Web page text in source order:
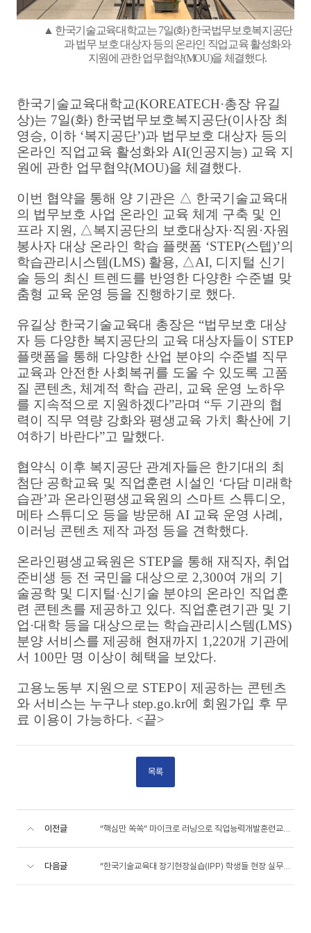
▲ 한국기술교육대학교는7일(화)한국법무보호복지공단
과 법무 보호 대상자 등의 온라인 직업교육 활성화와
지원에 관한 업무협약(MOU)을 체결했다.
한국기술교육대학교(KOREATECH·총장 유길
상)는 7일(화) 한국법무보호복지공단(이사장 최
영승, 이하 ‘복지공단’)과 법무보호 대상자 등의
온라인 직업교육 활성화와 AI(인공지능) 교육 지
원에 관한 업무협약(MOU)을 체결했다.
이번 협약을 통해 양 기관은 △ 한국기술교육대
의 법무보호 사업 온라인 교육 체계 구축 및 인
프라 지원, △복지공단의 보호대상자·직원 ·자원
봉사자 대상 온라인 학습 플랫폼 ‘STEP(스텝)’의
학습관리시스템(LMS) 활용, △AI, 디지털 신기
술 등의 최신 트렌드를 반영한 다양한 수준별 맞
춤형 교육 운영 등을 진행하기로 했다.
유길상 한국기술교육대 총장은 “법무보호 대상
자 등 다양한 복지공단의 교육 대상자들이 STEP
플랫폼을 통해 다양한 산업 분야의 수준별 직무
교육과 안전한 사회복귀를 도울 수 있도록 고품
질 콘텐츠, 체계적 학습 관리 , 교육 운영 노하우
를 지속적으로 지원하겠다”라며 “두 기관의 협
력이 직무 역량 강화와 평생교육 가치 확산에 기
여하기 바란다”고 말했다.
협약식 이후 복지공단 관계자들은 한기대의 최
첨단 공학교육 및 직업훈련 시설인 ‘다담 미래학
습관’과 온라인평생교육원의 스마트 스튜디오,
메타 스튜디오 등을 방문해 AI 교육 운영 사례 ,
이러닝 콘텐츠 제작 과정 등을 견학했다.
온라인평생교육원은 STEP을 통해 재직자, 취업
준비생 등 전 국민을 대상으로 2,300여 개의 기
술공학 및 디지털 ·신기술 분야의 온라인 직업훈
련 콘텐츠를 제공하고 있다. 직업훈련기관 및 기
업 ·대학 등을 대상으로는 학습관리시스템(LMS)
분양 서비스를 제공해 현재까지 1,220개 기관에
서 100만 명 이상이 혜택을 보았다.
고용노동부 지원으로 STEP이 제공하는 콘텐츠
와 서비스는 누구나 step.go.kr에 회원가입 후 무
료 이용이 가능하다. <끝>
목록
이전글 “핵심만 쏙쏙” 마이크로 러닝으로 직업능력개발훈련교사 역량 ‘업(UP)’
다음글 “한국기술교육대 장기현장실습(IPP) 학생들 현장 실무역량 뛰어나 기업에 큰 도움“